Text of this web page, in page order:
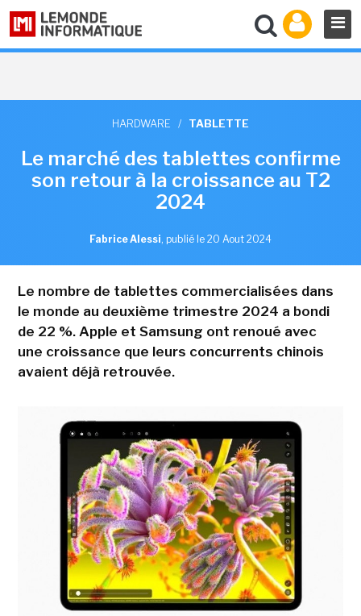
HARDWARE / TABLETTE
Le marché des tablettes confirme
son retour à la croissance au T2
2024
Fabrice Alessi, publié le 20 Aout 2024
Le nombre de tablettes commercialisées dans
le monde au deuxième trimestre 2024 a bondi
de 22 %. Apple et Samsung ont renoué avec
une croissance que leurs concurrents chinois
avaient déjà retrouvée.